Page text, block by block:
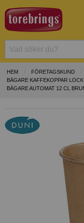
HEM FÖRETAGSKUND
BÄGARE KAFFEKOPPAR
BÄGARE AUTOMAT 12 CL